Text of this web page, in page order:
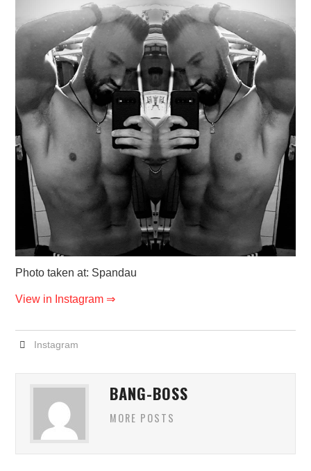
Photo taken at: Spandau
View in Instagram ⇒
Instagram
BANG-BOSS
MORE POSTS